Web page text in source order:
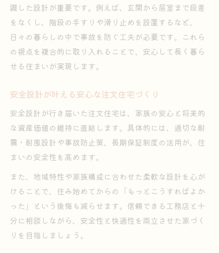
識した設計が重要です。例えば、玄関から居室まで段差
をなくし、階段の手すりや滑り止めを設置するなど、
日々の暮らしの中で事故を防ぐ工夫が必要です。これら
の視点を複合的に取り入れることで、安心して長く暮ら
せる住まいが実現します。
安全設計が叶える安心な注文住宅づくり
安全設計が行き届いた注文住宅は、家族の安心と将来的
な資産価値の維持に直結します。具体的には、適切な耐
震・耐風設計や事故防止策、長期保証制度の活用が、住
まいの安全性を高めます。
また、地域特性や家族構成に合わせた柔軟な設計を心が
けることで、住み始めてからの「もっとこうすればよか
った」という後悔も減らせます。信頼できる工務店と十
分に相談しながら、安全性と快適性を両立させた家づく
りを目指しましょう。